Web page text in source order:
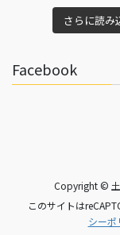
さらに読み
Facebook
Copyright © 土
このサイトは
シーポ